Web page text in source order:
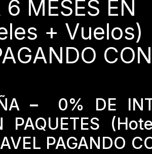
MESES EN
+ Vuelos)
–
0% DE
PAQUETES
PAGANDO